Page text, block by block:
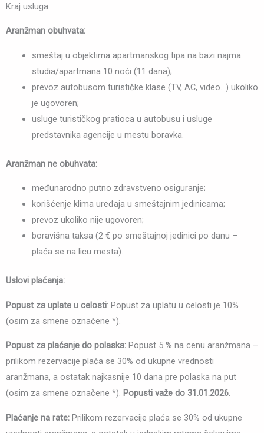
Kraj usluga.
Aranžman obuhvata:
smeštaj u objektima apartmanskog tipa na bazi najma
studia/apartmana 10 noći (11 dana);
prevoz autobusom turističke klase (TV, AC, video…) ukoliko
je ugovoren;
usluge turističkog pratioca u autobusu i usluge
predstavnika agencije u mestu boravka.
Aranžman ne obuhvata:
međunarodno putno zdravstveno osiguranje;
korišćenje klima uređaja u smeštajnim jedinicama;
prevoz ukoliko nije ugovoren;
boravišna taksa (2 € po smeštajnoj jedinici po danu –
plaća se na licu mesta).
Uslovi plaćanja:
Popust za uplate u celosti: Popust za uplatu u celosti je 10%
(osim za smene označene *).
Popust za plaćanje do polaska: Popust 5 % na cenu aranžmana –
prilikom rezervacije plaća se 30% od ukupne vrednosti
aranžmana, a ostatak najkasnije 10 dana pre polaska na put
(osim za smene označene *). Popusti važe do 31.01.2026.
Plaćanje na rate: Prilikom rezervacije plaća se 30% od ukupne